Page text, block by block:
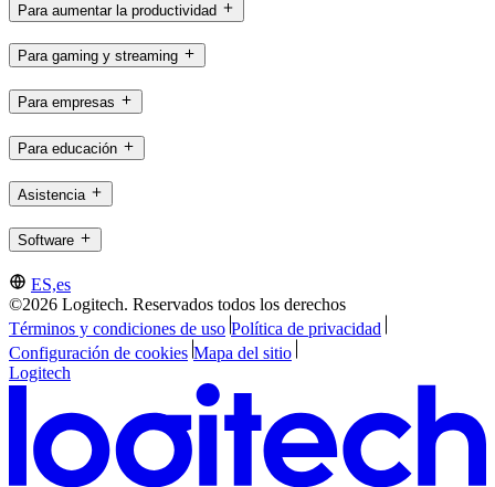
Para aumentar la productividad
Para gaming y streaming
Para empresas
Para educación
Asistencia
Software
ES,es
©2026 Logitech. Reservados todos los derechos
Términos y condiciones de uso Política de privacidad
Configuración de cookies Mapa del sitio
Logitech